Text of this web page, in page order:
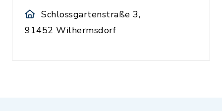
Schlossgartenstraße 3,
91452 Wilhermsdorf